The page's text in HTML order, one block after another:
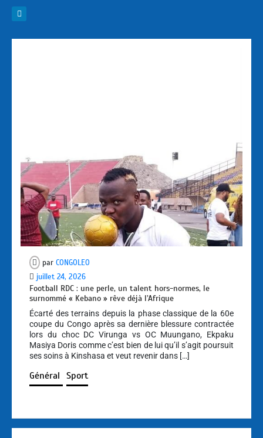
par CONGOLEO
juillet 24, 2026
Football RDC : une perle, un talent hors-normes, le
surnommé « Kebano » rêve déjà l’Afrique
Écarté des terrains depuis la phase classique de la 60e
coupe du Congo après sa dernière blessure contractée
lors du choc DC Virunga vs OC Muungano, Ekpaku
Masiya Doris comme c’est bien de lui qu’il s’agit poursuit
ses soins à Kinshasa et veut revenir dans […]
Général Sport